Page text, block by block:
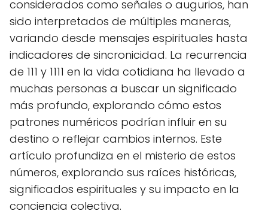
considerados como señales o augurios, han
sido interpretados de múltiples maneras,
variando desde mensajes espirituales hasta
indicadores de sincronicidad. La recurrencia
de 111 y 1111 en la vida cotidiana ha llevado a
muchas personas a buscar un significado
más profundo, explorando cómo estos
patrones numéricos podrían influir en su
destino o reflejar cambios internos. Este
artículo profundiza en el misterio de estos
números, explorando sus raíces históricas,
significados espirituales y su impacto en la
conciencia colectiva.